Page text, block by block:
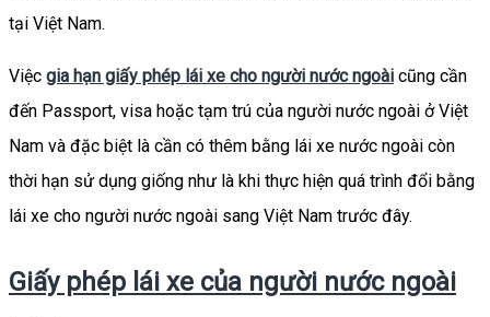
tại Việt Nam.
Việc gia hạn giấy phép lái xe cho người nước ngoài cũng cần
đến Passport, visa hoặc tạm trú của người nước ngoài ở Việt
Nam và đặc biệt là cần có thêm bằng lái xe nước ngoài còn
thời hạn sử dụng giống như là khi thực hiện quá trình đổi bằng
lái xe cho người nước ngoài sang Việt Nam trước đây.
Giấy phép lái xe của người nước ngoài